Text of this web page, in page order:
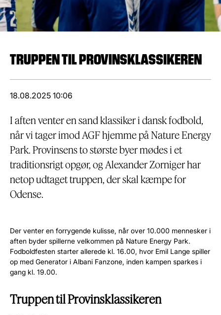
TRUPPEN TIL PROVINSKLASSIKEREN
18.08.2025 10:06
I aften venter en sand klassiker i dansk fodbold,
når vi tager imod AGF hjemme på Nature Energy
Park. Provinsens to største byer mødes i et
traditionsrigt opgør, og Alexander Zorniger har
netop udtaget truppen, der skal kæmpe for
Odense.
Der venter en forrygende kulisse, når over 10.000 mennesker i
aften byder spillerne velkommen på Nature Energy Park.
Fodboldfesten starter allerede kl. 16.00, hvor Emil Lange spiller
op med Generator i Albani Fanzone, inden kampen sparkes i
gang kl. 19.00.
Truppen til Provinsklassikeren